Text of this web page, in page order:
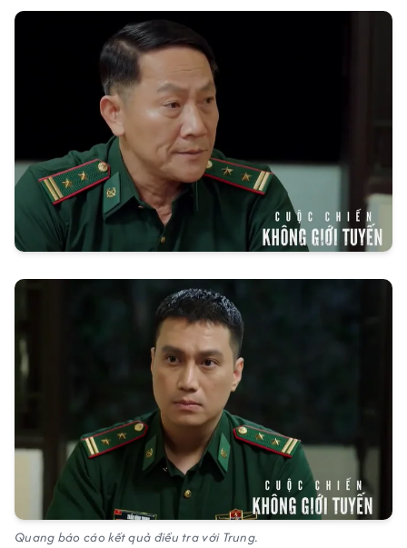
Quang báo cáo kết quả điều tra với Trung.